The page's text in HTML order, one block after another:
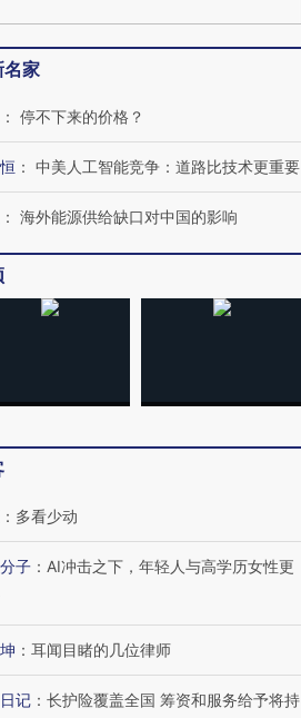
名家
： 停不下来的价格？
： 中美人工智能竞争：道路比技术更重要
： 海外能源供给缺口对中国的影响
： 多看少动
子 ： AI冲击之下，年轻人与高学历女性更
： 耳闻目睹的几位律师
记 ： 长护险覆盖全国 筹资和服务给予将持